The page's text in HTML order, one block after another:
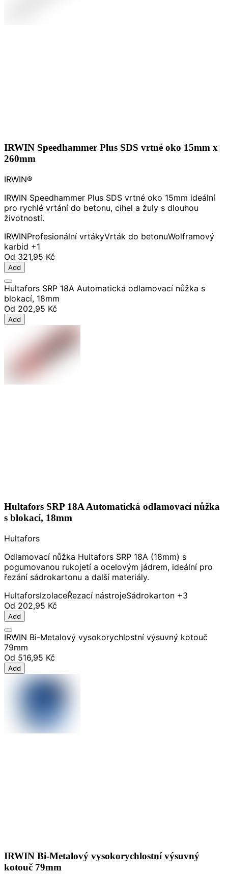
IRWIN Speedhammer Plus SDS vrtné oko 15mm x
260mm
IRWIN®
IRWIN Speedhammer Plus SDS vrtné oko 15mm ideální
pro rychlé vrtání do betonu, cihel a žuly s dlouhou
životností.
IRWINProfesionální vrtákyVrták do betonuWolframový
karbid +1
Od 321,95 Kč
Add
Hultafors SRP 18A Automatická odlamovací nůžka s
blokací, 18mm
Od 202,95 Kč
Add
Hultafors SRP 18A Automatická odlamovací nůžka
s blokací, 18mm
Hultafors
Odlamovací nůžka Hultafors SRP 18A (18mm) s
pogumovanou rukojetí a ocelovým jádrem, ideální pro
řezání sádrokartonu a další materiály.
HultaforsIzolaceŘezací nástrojeSádrokarton +3
Od 202,95 Kč
Add
IRWIN Bi-Metalový vysokorychlostní výsuvný kotouč
79mm
Od 516,95 Kč
Add
IRWIN Bi-Metalový vysokorychlostní výsuvný
kotouč 79mm